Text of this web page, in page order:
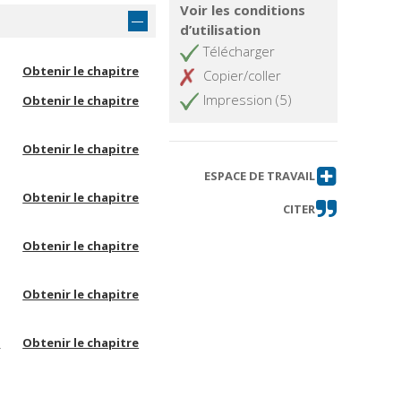
Obtenir le chapitre
Obtenir le chapitre
Obtenir le chapitre
Obtenir le chapitre
Obtenir le chapitre
Obtenir le chapitre
Obtenir le chapitre
Voir les conditions
d’utilisation
Télécharger
Copier/coller
Impression (5)
ESPACE DE TRAVAIL
CITER